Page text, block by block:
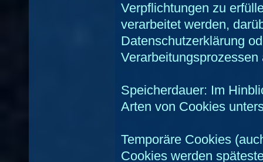
Verpflichtungen zu
verarbeitet werden,
Datenschutzerklärung
Verarbeitungsprozessen
Speicherdauer: Im
Arten von Cookies
Temporäre Cookies
Cookies werden